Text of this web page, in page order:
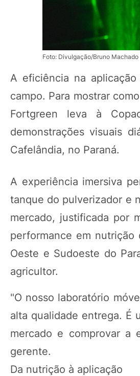
Foto: Divulgação/Bruno Machado
A eficiência na
campo. Para mostrar
Fortgreen leva à
demonstrações visuais
Cafelândia, no Paraná.
A experiência imersiva
tanque do pulverizador e
mercado, justificada por
performance em
Oeste e Sudoeste do
agricultor.
"O nosso laboratório
alta qualidade entrega. É
mercado e comprovar a
gerente.
Da nutrição à aplicação